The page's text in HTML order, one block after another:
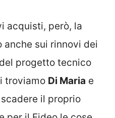
acquisti, però, la
sui rinnovi dei
progetto tecnico
troviamo Di Maria e
il proprio